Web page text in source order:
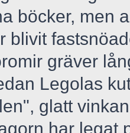
böcker, men
blivit
gräver
Legolas
glatt
har legat